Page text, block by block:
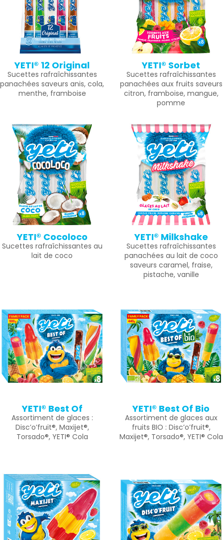
YETI® 12 Original
Sucettes rafraîchissantes
panachées saveurs anis, cola,
menthe, framboise
YETI® Sorbet
Sucettes rafraîchissantes
panachées aux fruits saveurs
citron, framboise, mangue,
pomme
YETI® Cocoloco
Sucettes rafraîchissantes au
lait de coco
YETI® Milkshake
Sucettes rafraîchissantes
panachées au lait de coco
saveurs caramel, fraise,
pistache, vanille
YETI® Best Of
Assortiment de glaces :
Disc’o’fruit®, Maxijet®,
Torsado®, YETI® Cola
YETI® Best Of Bio
Assortiment de glaces aux
fruits BIO : Disc’o’fruit®,
Maxijet®, Torsado®, YETI® Cola